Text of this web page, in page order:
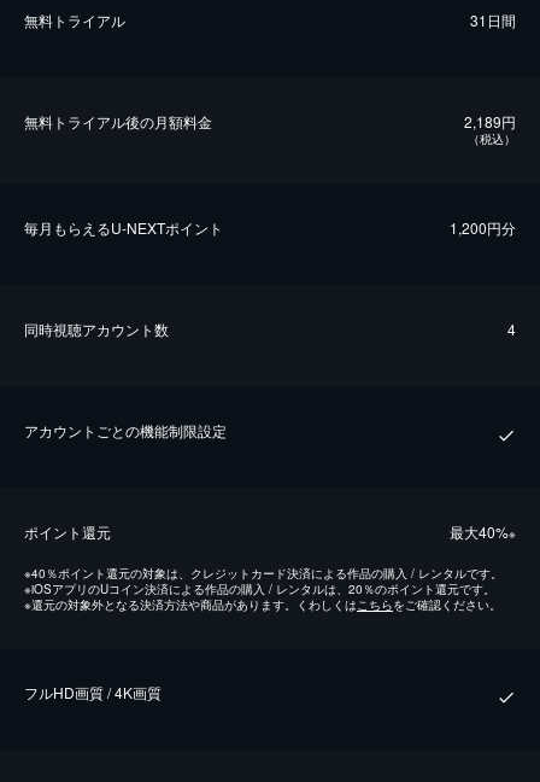
無料トライアル 31日間
無料トライアル後の⽉額料金 2,189円
（税込）
毎⽉もらえるU-NEXTポイント 1,200円分
同時視聴アカウント数 4
アカウントごとの機能制限設定
ポイント還元 最⼤40%※
※40％ポイント還元の対象は、クレジットカード決済による作品の購入 / レンタルです。
※iOSアプリのUコイン決済による作品の購入 / レンタルは、20％のポイント還元です。
※還元の対象外となる決済方法や商品があります。くわしくはこちらをご確認ください。
フルHD画質 / 4K画質